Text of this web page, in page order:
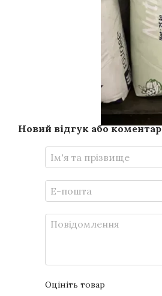
Новий відгук або коментар
Оцініть товар